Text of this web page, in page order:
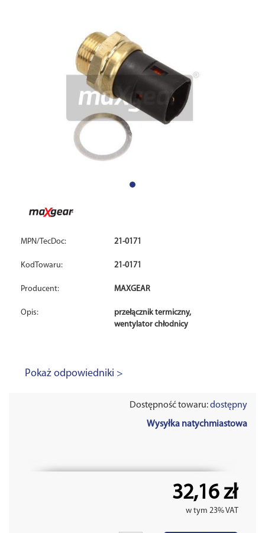
MPN/TecDoc: 21-0171
KodTowaru: 21-0171
Producent: MAXGEAR
Opis:
przełącznik termiczny,
wentylator chłodnicy
Pokaż odpowiedniki >
Dostępność towaru:dostępny
Wysyłka natychmiastowa
32,16 zł
w tym 23% VAT